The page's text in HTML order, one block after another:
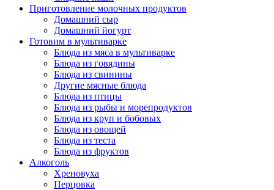
Приготовление молочных продуктов
Домашний сыр
Домашний йогурт
Готовим в мультиварке
Блюда из мяса в мультиварке
Блюда из говядины
Блюда из свинины
Другие мясные блюда
Блюда из птицы
Блюда из рыбы и морепродуктов
Блюда из круп и бобовых
Блюда из овощей
Блюда из теста
Блюда из фруктов
Алкоголь
Хреновуха
Перцовка